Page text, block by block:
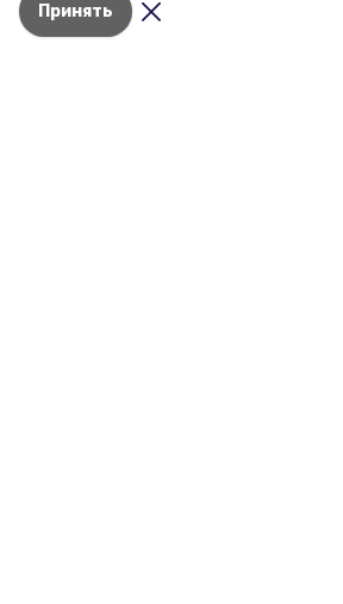
Принять
фоторепортаже «Победы26».